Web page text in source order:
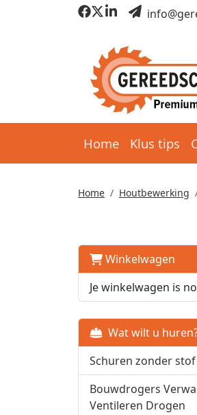
Home Klus tips
Home Houtbewerking
Winkelwagen
Je winkelwagen is
Wat wilt u
Schuren zonder stof
Bouwdrogers
Ventileren Drogen